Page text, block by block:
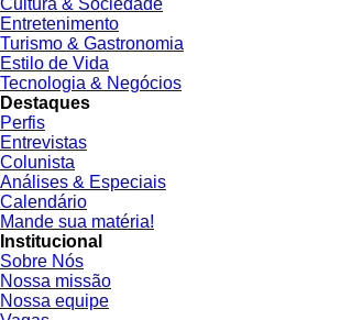
Cultura & Sociedade
Entretenimento
Turismo & Gastronomia
Estilo de Vida
Tecnologia & Negócios
Destaques
Perfis
Entrevistas
Colunista
Análises & Especiais
Calendário
Mande sua matéria!
Institucional
Sobre Nós
Nossa missão
Nossa equipe